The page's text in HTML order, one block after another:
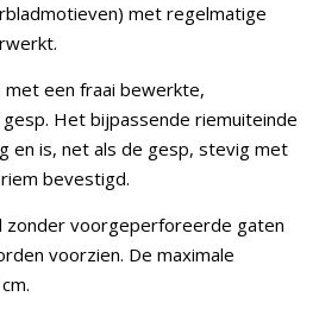
met regelmatige
een fraai bewerkte,
Het bijpassende riemuiteinde
en is, net als de gesp, stevig met
bevestigd.
voorgeperforeerde gaten
voorzien. De maximale